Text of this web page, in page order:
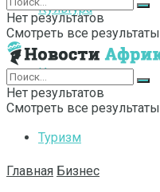
Культура
Интернет
Туризм
Нет результатов
Смотреть все результаты
Нет результатов
Смотреть все результаты
Главная Бизнес